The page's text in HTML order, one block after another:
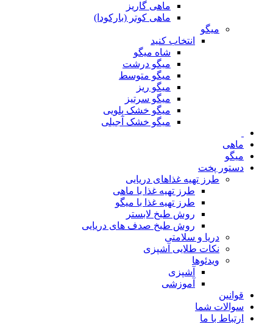
ماهی گاریز
ماهی کوتر (بارکودا)
میگو
انتخاب کنید
شاه میگو
میگو درشت
میگو متوسط
میگو ریز
میگو سرتیز
میگو خشک پلویی
میگو خشک آجیلی
ماهی
میگو
دستور پخت
طرز تهیه غذاهای دریایی
طرز تهیه غذا با ماهی
طرز تهیه غذا با میگو
روش طبخ لابستر
روش طبخ صدف های دریایی
دریا و سلامتی
نکات طلایی آشپزی
ویدئوها
آشپزی
آموزشی
قوانین
سوالات شما
ارتباط با ما